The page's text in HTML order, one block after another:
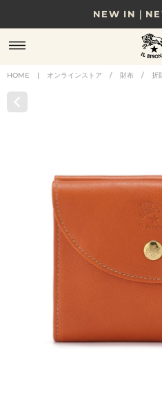
NEW IN｜
8/17(月)10時まで｜税込
贈る相手やシーンから選
HOME | オンラインストア / 財布 / 折